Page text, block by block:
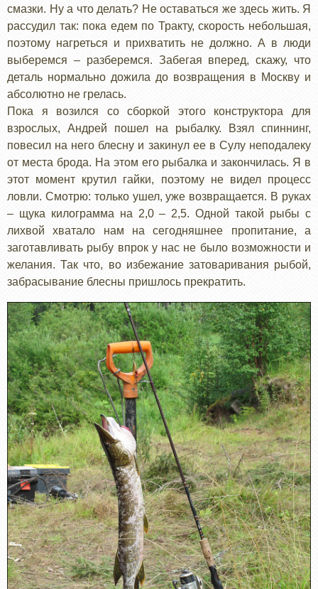
смазки. Ну а что делать? Не оставаться же здесь жить. Я
рассудил так: пока едем по Тракту, скорость небольшая,
поэтому нагреться и прихватить не должно. А в люди
выберемся – разберемся. Забегая вперед, скажу, что
деталь нормально дожила до возвращения в Москву и
абсолютно не грелась.
Пока я возился со сборкой этого конструктора для
взрослых, Андрей пошел на рыбалку. Взял спиннинг,
повесил на него блесну и закинул ее в Сулу неподалеку
от места брода. На этом его рыбалка и закончилась. Я в
этот момент крутил гайки, поэтому не видел процесс
ловли. Смотрю: только ушел, уже возвращается. В руках
– щука килограмма на 2,0 – 2,5. Одной такой рыбы с
лихвой хватало нам на сегодняшнее пропитание, а
заготавливать рыбу впрок у нас не было возможности и
желания. Так что, во избежание затоваривания рыбой,
забрасывание блесны пришлось прекратить.